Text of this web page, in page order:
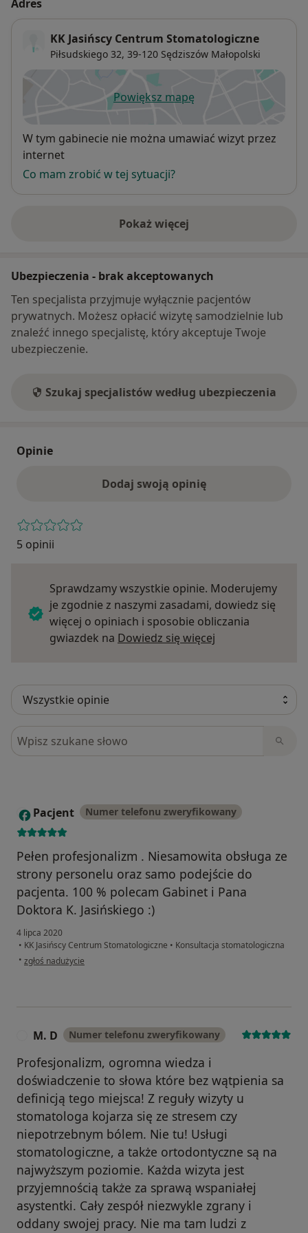
Jako lekarz stomatolog cenię dobry kontakt z
pacjentem w każdym, każdego pacjenta traktuję
indywidualnie i wyjątkowo.
Adres
KK Jasińscy Centrum Stomatologiczne
Piłsudskiego 32, 39-120 Sędziszów Małopolski
Powiększ mapęotwiera się w nowej karcie
Dostępność
W tym gabinecie nie można umawiać wizyt przez
internet
Co mam zrobić w tej sytuacji?
Pokaż więcej
o adresie
Ubezpieczenia - brak akceptowanych
Ten specjalista przyjmuje wyłącznie pacjentów
prywatnych. Możesz opłacić wizytę samodzielnie lub
znaleźć innego specjalistę, który akceptuje Twoje
ubezpieczenie.
Szukaj specjalistów według ubezpieczenia
Opinie
Dodaj swoją opinię
5 opinii
Sprawdzamy wszystkie opinie. Moderujemy
je zgodnie z naszymi zasadami, dowiedz się
więcej o opiniach i sposobie obliczania
gwiazdek na Dowiedz się więcej
Szukaj w opiniach
P Pacjent Numer telefonu zweryfikowany
Pełen profesjonalizm . Niesamowita obsługa ze
strony personelu oraz samo podejście do
pacjenta. 100 % polecam Gabinet i Pana
Doktora K. Jasińskiego :)
4 lipca 2020
• KK Jasińscy Centrum Stomatologiczne • Konsultacja stomatologiczna
• w opinii użytkownika Pacjent
zgłoś nadużycie
M. D Numer telefonu zweryfikowany
Profesjonalizm, ogromna wiedza i
doświadczenie to słowa które bez wątpienia sa
definicją tego miejsca! Z reguły wizyty u
stomatologa kojarza się ze stresem czy
niepotrzebnym bólem. Nie tu! Usługi
stomatologiczne, a także ortodontyczne są na
najwyższym poziomie. Każda wizyta jest
przyjemnością także za sprawą wspaniałej
asystentki. Cały zespół niezwykle zgrany i
oddany swojej pracy. Nie ma tam ludzi z